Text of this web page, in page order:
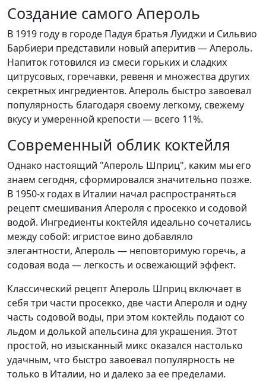
Создание самого Апероль
В 1919 году в городе Падуя братья Луиджи и Сильвио
Барбиери представили новый аперитив — Апероль.
Напиток готовился из смеси горьких и сладких
цитрусовых, горечавки, ревеня и множества других
секретных ингредиентов. Апероль быстро завоевал
популярность благодаря своему легкому, свежему
вкусу и умеренной крепости — всего 11%.
Современный облик коктейля
Однако настоящий "Апероль Шприц", каким мы его
знаем сегодня, сформировался значительно позже.
В 1950-х годах в Италии начал распространяться
рецепт смешивания Апероля с просекко и содовой
водой. Ингредиенты коктейля идеально сочетались
между собой: игристое вино добавляло
элегантности, Апероль — неповторимую горечь, а
содовая вода — легкость и освежающий эффект.
Классический рецепт Апероль Шприц включает в
себя три части просекко, две части Апероля и одну
часть содовой воды, при этом коктейль подают со
льдом и долькой апельсина для украшения. Этот
простой, но изысканный микс оказался настолько
удачным, что быстро завоевал популярность не
только в Италии, но и далеко за ее пределами.